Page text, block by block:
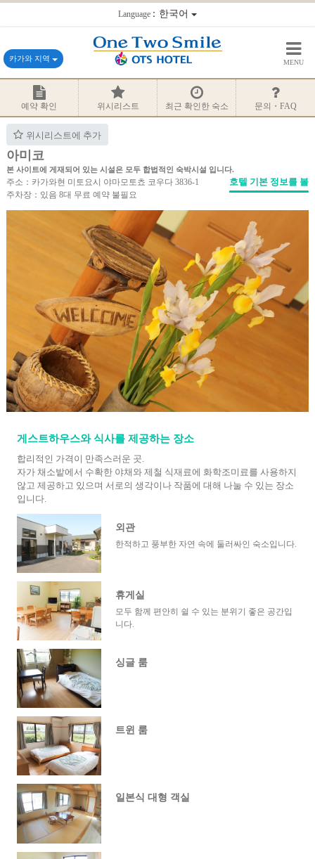
Language：한국어
카가와 지역 MENU
예약 확인 위시리스트 최근 확인한 숙소 문의・FAQ
위시리스트에 추가
아미코
본 사이트에 게재되어 있는 시설은 모두 합법적인 숙박시설 입니다.
주소：카가와현 미토요시 야마모토쵸 코우다 3836-1
주차장：있음 8대 무료 예약 불필요
호텔 기본 정보를 볼
게스트하우스와 식사를 제공하는 장소
합리적인 가격이 만족스러운 곳.
자가 채소밭에서 수확한 야채와 제철 식재료에 화학조미료를 사용하지
않고 제공하고 있으며 서로의 생각이나 작품에 대해 나눌 수 있는 장소
입니다.
외관
한적하고 풍부한 자연 속에 둘러싸인 숙소입니다.
휴게실
모두 함께 편안히 쉴 수 있는 분위기 좋은 공간입
니다.
싱글 룸
트윈 룸
일본식 대형 객실